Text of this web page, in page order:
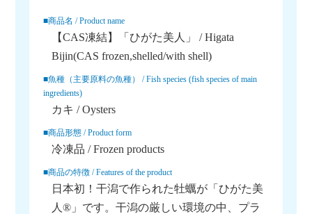
■商品名 / Product name
【CAS凍結】「ひがた美人」 / Higata
Bijin(CAS frozen,shelled/with shell)
■魚種（主要原料の魚種） / Fish species (fish species of main
ingredients)
カキ / Oysters
■商品形態 / Product form
冷凍品 / Frozen products
■商品の特徴 / Features of the product
日本初！干潟で作られた牡蠣が「ひがた美
人®」です。干潟の厳しい環境の中、プラ